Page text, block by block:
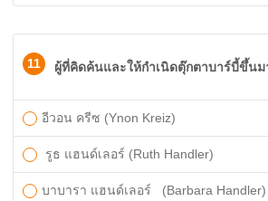
11 ผู้ที่คิดค้นและให้กำเนิดตุ๊กตาบาร์บี้ขึ้นม
​อีวอน ครีซ (Ynon Kreiz)
รูธ แฮนด์เลอร์ (Ruth Handler)
บาบารา แฮนด์เลอร์ (Barbara Handler)